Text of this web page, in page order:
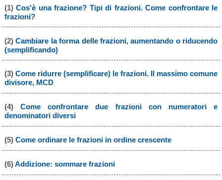
(1)Cos'è una frazione? Tipi di frazioni. Come confrontare le
frazioni?
(2)Cambiare la forma delle frazioni, aumentando o riducendo
(semplificando)
(3) Come ridurre (semplificare) le frazioni. Il massimo comune
divisore, MCD
(4) Come confrontare due frazioni con numeratori e
denominatori diversi
(5) Come ordinare le frazioni in ordine crescente
(6)Addizione: sommare frazioni